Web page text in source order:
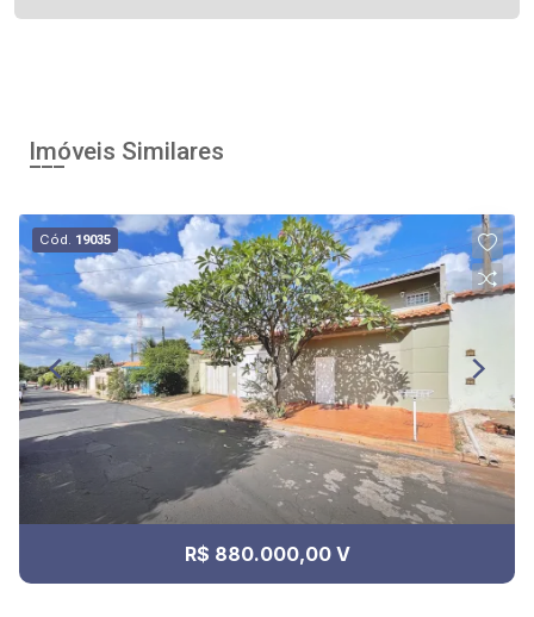
Imóveis Similares
Cód. 19035
R$ 880.000,00 V